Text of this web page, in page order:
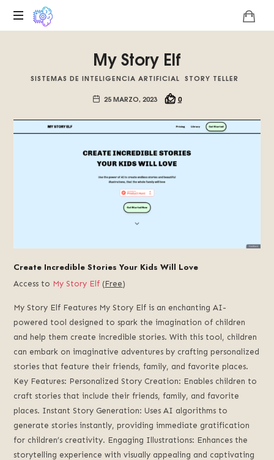
la
del
Basilisco
My Story Elf
SISTEMAS DE INTELIGENCIA ARTIFICIAL STORY TELLER
25 MARZO, 2023
0
Create Incredible Stories Your Kids Will Love
Access to My Story Elf (Free)
My Story Elf Features My Story Elf is an enchanting AI-
powered tool designed to spark the imagination of children
and help them create incredible stories. With this tool, children
can embark on imaginative adventures by crafting personalized
stories that feature their friends, family, and favorite places.
Key Features: Personalized Story Creation: Enables children to
craft stories that include their friends, family, and favorite
places. Instant Story Generation: Uses AI algorithms to
generate stories instantly, providing immediate gratification
for children’s creativity. Engaging Illustrations: Enhances the
storytelling experience with visually appealing and captivating